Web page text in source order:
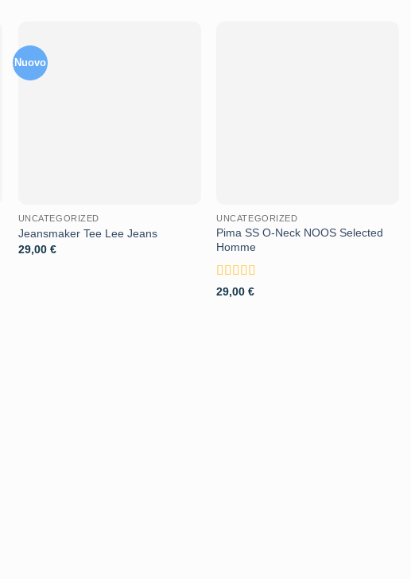
Nuovo
UNCATEGORIZED
Jeansmaker Tee Lee Jeans
29,00 €
UNCATEGORIZED
Pima SS O-Neck NOOS Selected
Homme
Valutato
29,00€